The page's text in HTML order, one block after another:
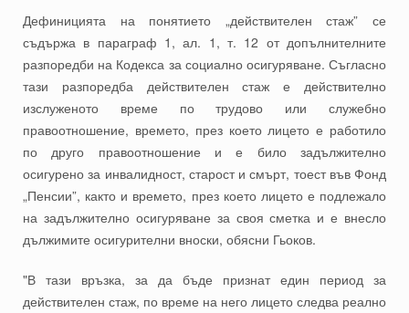
Дефиницията на понятието „действителен стаж” се
съдържа в параграф 1, ал. 1, т. 12 от допълнителните
разпоредби на Кодекса за социално осигуряване. Съгласно
тази разпоредба действителен стаж е действително
изслуженото време по трудово или служебно
правоотношение, времето, през което лицето е работило
по друго правоотношение и е било задължително
осигурено за инвалидност, старост и смърт, тоест във Фонд
„Пенсии”, както и времето, през което лицето е подлежало
на задължително осигуряване за своя сметка и е внесло
дължимите осигурителни вноски, обясни Гьоков.
"В тази връзка, за да бъде признат един период за
действителен стаж, по време на него лицето следва реално